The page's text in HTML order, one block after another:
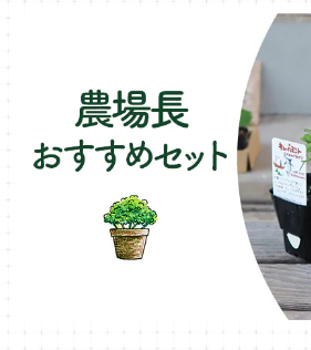
イチゴをおいしく育てたい
マロウ・ハーブ苗
ヒソップ・ハーブ苗
オレガノ・ハーブ苗
樹脂製 / プラ製プランター
ファイバー製プランター
ブリキ製プランター
オーニング
シェード
テーブル・チェア・ベンチ